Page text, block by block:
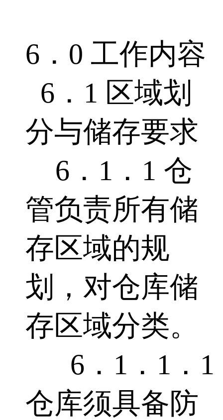
6．0 工作内容
6．1 区域划
分与储存要求
6．1．1 仓
管负责所有储
存区域的规
划，对仓库储
存区域分类。
6．1．1．1
仓库须具备防